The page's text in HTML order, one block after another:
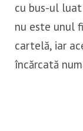
cu bus-ul
nu este unul
cartelă, iar
încărcată